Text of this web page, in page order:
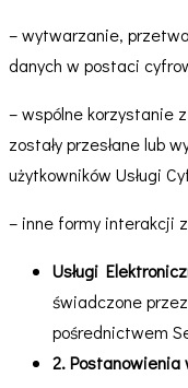
– wytwarzanie,
danych w postaci
– wspólne korzystanie
zostały przesłane lub
użytkowników Usługi
– inne formy interakcji
Usługi
świadczone
pośrednictwem
2.Postanowienia